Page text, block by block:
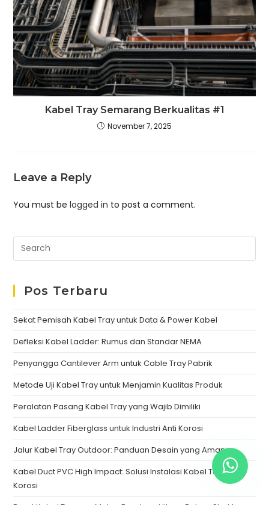
Kabel Tray Semarang Berkualitas #1
November 7, 2025
Leave a Reply
You must belogged in to post a comment.
Pos Terbaru
Sekat Pemisah Kabel Tray untuk Data & Power Kabel
Defleksi Kabel Ladder: Rumus dan Standar NEMA
Penyangga Cantilever Arm untuk Cable Tray Pabrik
Metode Uji Kabel Tray untuk Menjamin Kualitas Produk
Peralatan Pasang Kabel Tray yang Wajib Dimiliki
Kabel Ladder Fiberglass untuk Industri Anti Korosi
Jalur Kabel Tray Outdoor: Panduan Desain yang Aman
Kabel Duct PVC High Impact: Solusi Instalasi Kabel Tahan
Korosi